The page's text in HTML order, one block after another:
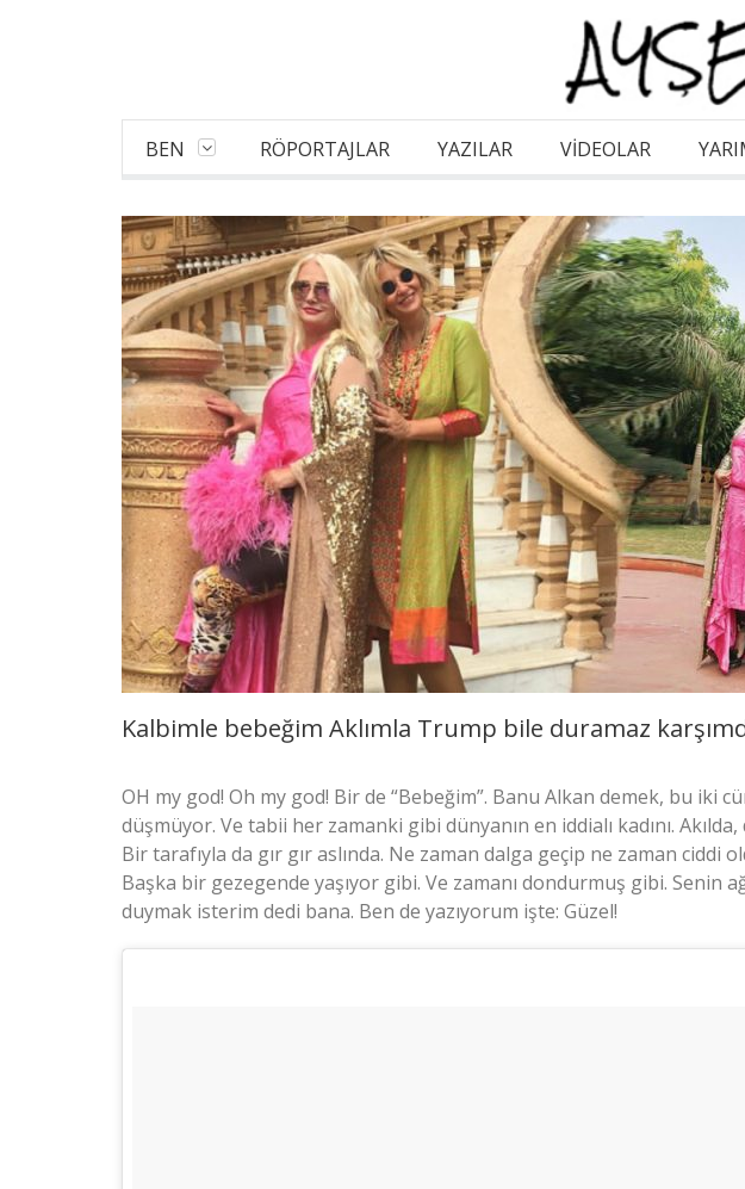
BEN RÖPORTAJLAR YAZILAR VİDEOLAR
Kalbimle bebeğim Aklımla Trump bile duramaz
OH my god! Oh my god! Bir de “Bebeğim”. Banu Alkan demek, bu iki
düşmüyor. Ve tabii her zamanki gibi dünyanın en iddialı kadını.
Bir tarafıyla da gır gır aslında. Ne zaman dalga geçip ne zaman ciddi
Başka bir gezegende yaşıyor gibi. Ve zamanı dondurmuş gibi. Senin
duymak isterim dedi bana. Ben de yazıyorum işte: Güzel!